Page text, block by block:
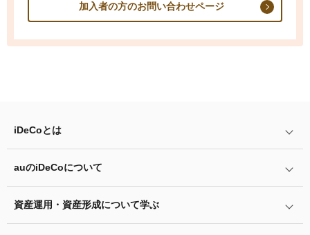
加入者の方のお問い合わせページ
iDeCoとは
iDeCoとは
iDeCoのメリットと留意点
掛金と拠出限度額
auのiDeCoについて
auのiDeCoについて
資産運用・資産形成について学ぶ